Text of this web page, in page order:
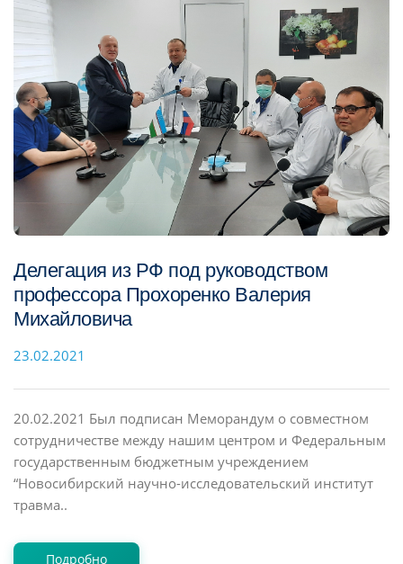
Делегация из РФ под руководством
профессора Прохоренко Валерия
Михайловича
23.02.2021
20.02.2021 Был подписан Меморандум о совместном
сотрудничестве между нашим центром и Федеральным
государственным бюджетным учреждением
“Новосибирский научно-исследовательский институт
травма..
Подробно